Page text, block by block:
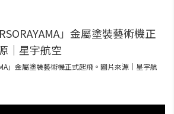
」金屬塗裝藝術機正式起飛。圖片來源｜星宇航